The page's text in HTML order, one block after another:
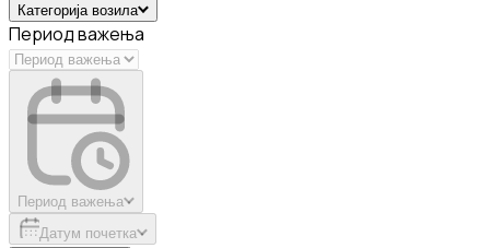
Категорија возила
Период важења
Период важења
Датум почетка